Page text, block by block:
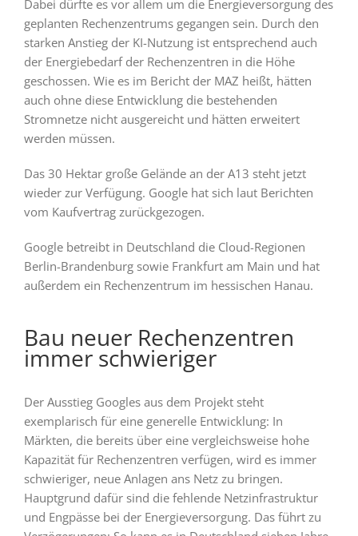
Dabei dürfte es vor allem um die Energieversorgung des
geplanten Rechenzentrums gegangen sein. Durch den
starken Anstieg der KI-Nutzung ist entsprechend auch
der Energiebedarf der Rechenzentren in die Höhe
geschossen. Wie es im Bericht der MAZ heißt, hätten
auch ohne diese Entwicklung die bestehenden
Stromnetze nicht ausgereicht und hätten erweitert
werden müssen.
Das 30 Hektar große Gelände an der A13 steht jetzt
wieder zur Verfügung. Google hat sich laut Berichten
vom Kaufvertrag zurückgezogen.
Google betreibt in Deutschland die Cloud-Regionen
Berlin-Brandenburg sowie Frankfurt am Main und hat
außerdem ein Rechenzentrum im hessischen Hanau.
Bau neuer Rechenzentren
immer schwieriger
Der Ausstieg Googles aus dem Projekt steht
exemplarisch für eine generelle Entwicklung: In
Märkten, die bereits über eine vergleichsweise hohe
Kapazität für Rechenzentren verfügen, wird es immer
schwieriger, neue Anlagen ans Netz zu bringen.
Hauptgrund dafür sind die fehlende Netzinfrastruktur
und Engpässe bei der Energieversorgung. Das führt zu